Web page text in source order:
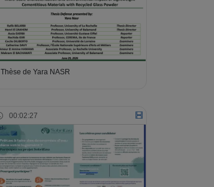
Thèse de Yara NASR
00:02:27